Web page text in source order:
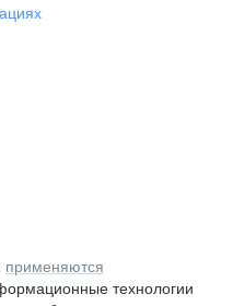
применяются
технологии